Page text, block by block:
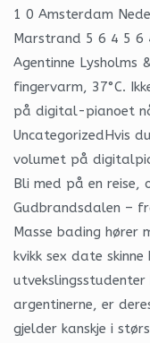
1 0 Amsterdam
Marstrand 5 6 4 5 6
Agentinne Lysholms
fingervarm, 37°C.
på digital-pianoet
UncategorizedHvis
volumet på
Bli med på en reise,
Gudbrandsdalen –
Masse bading hører
kvikk sex date
argentinerne, er
gjelder kanskje i